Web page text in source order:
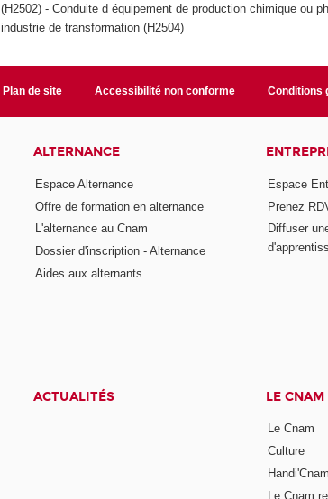
(H2502) - Conduite d équipement de production chimique ou
industrie de transformation (H2504)
Plan de site Accessibilité non conforme Conditions
ALTERNANCE
Espace Alternance
Offre de formation en alternance
L'alternance au Cnam
Dossier d'inscription - Alternance
Aides aux alternants
Espace
Prenez
Diffuser
ACTUALITÉS LE CNAM
Le Cnam
Culture
Handi'Cnam
Le Cnam